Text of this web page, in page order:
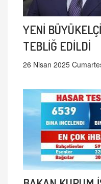
YENİ
TEBLİĞ EDİLDİ
26 Nisan 2025